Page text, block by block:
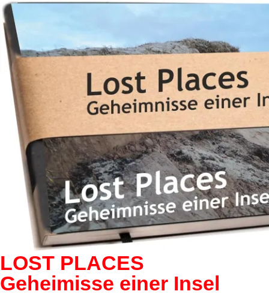
LOST PLACES
Geheimisse einer Insel